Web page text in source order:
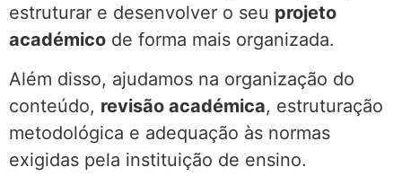
estruturar e desenvolver o seu projeto
académico de forma mais organizada.
Além disso, ajudamos na organização do
conteúdo, revisão académica, estruturação
metodológica e adequação às normas
exigidas pela instituição de ensino.